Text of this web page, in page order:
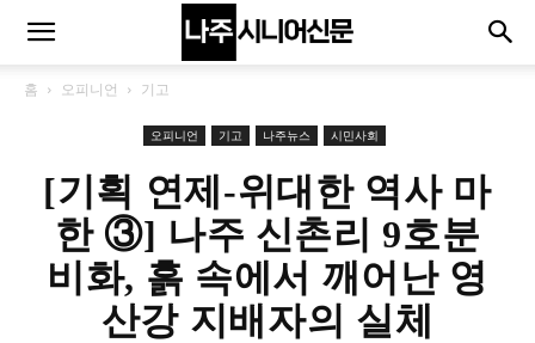
홈 오피니언 기고
오피니언 기고 나주뉴스 시민사회
[기획 연제-위대한 역사 마
한 ③] 나주 신촌리 9호분
비화, 흙 속에서 깨어난 영
산강 지배자의 실체